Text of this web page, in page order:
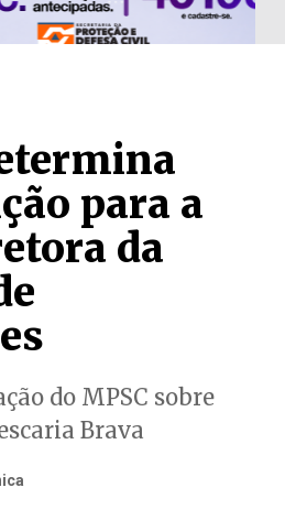
para a
da
do MPSC sobre
Brava